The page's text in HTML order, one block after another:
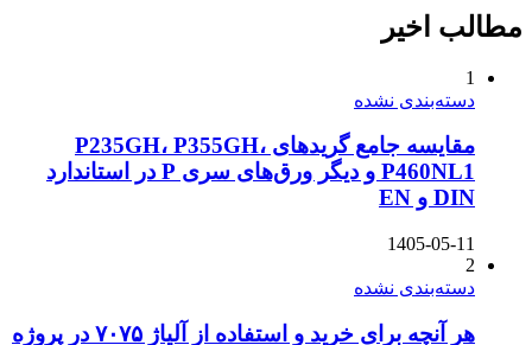
مطالب اخیر
1
دسته‌بندی نشده
مقایسه جامع گریدهای P235GH، P355GH،
P460NL1 و دیگر ورق‌های سری P در استاندارد
DIN و EN
1405-05-11
2
دسته‌بندی نشده
هر آنچه برای خرید و استفاده از آلیاژ ۷۰۷۵ در پروژه